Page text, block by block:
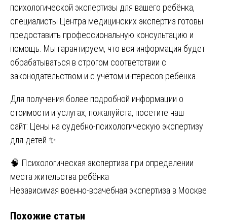
психологической экспертизы для вашего ребёнка,
специалисты Центра медицинских экспертиз готовы
предоставить профессиональную консультацию и
помощь. Мы гарантируем, что вся информация будет
обрабатываться в строгом соответствии с
законодательством и с учётом интересов ребёнка.
Для получения более подробной информации о
стоимости и услугах, пожалуйста, посетите наш
сайт: Цены на судебно-психологическую экспертизу
для детей ✨
Навигация
по
🧠 Психологическая экспертиза при определении
места жительства ребёнка
Независимая военно-врачебная экспертиза в Москве
Похожие статьи